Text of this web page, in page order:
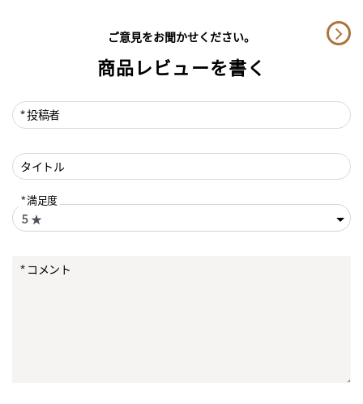
ご意見をお聞かせください。
商品レビューを書く
投稿者
タイトル
満足度
コメント